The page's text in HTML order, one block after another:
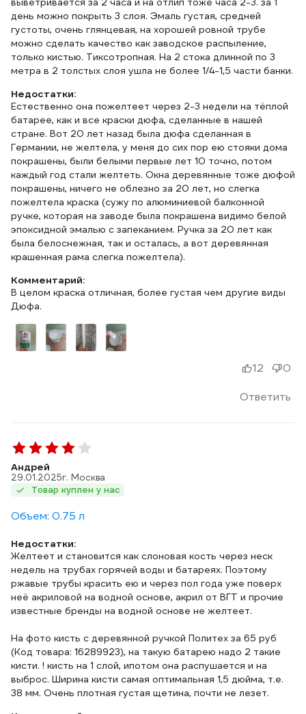
день можно покрыть 3 слоя. Эмаль густая, средней
густоты, очень глянцевая, на хорошей ровной трубе
можно сделать качество как заводское распыление,
только кистью. Тиксотропная. На 2 стока длинной по 3
метра в 2 толстых слоя ушла не более 1/4-1,5 части банки.
Недостатки:
Естественно она пожелтеет через 2-3 недели на тёплой
батарее, как и все краски дюфа, сделанные в нашей
стране. Вот 20 лет назад была дюфа сделанная в
Германии, не желтела, у меня до сих пор ею стояки дома
покрашены, были белыми первые лет 10 точно, потом
каждый год стали желтеть. Окна деревянные тоже дюфой
покрашены, ничего не облезно за 20 лет, но слегка
пожелтела краска (сужу по алюминиевой балконной
ручке, которая на заводе была покрашена видимо белой
эпоксидной эмалью с запеканием. Ручка за 20 лет как
была белоснежная, так и осталась, а вот деревянная
крашенная рама слегка пожелтела).
Комментарий:
В целом краска отличная, более густая чем другие виды
Дюфа.
Ответить
12 0
Андрей
29.01.2025г. Москва
Товар куплен у нас
Объем: 0.75 л
Недостатки:
Желтеет и становится как слоновая кость через неск
недель на трубах горячей воды и батареях. Поэтому
ржавые трубы красить ею и через пол года уже поверх
неё акриловой на водной основе, акрил от ВГТ и прочие
известные бренды на водной основе не желтеет.
На фото кисть с деревянной ручкой Политех за 65 руб
(Код товара: 16289923), на такую батарею надо 2 такие
кисти. ! кисть на 1 слой, ипотом она распушается и на
выброс. Ширина кисти самая оптимальная 1,5 дюйма, т.е.
38 мм. Очень плотная густая щетина, почти не лезет.